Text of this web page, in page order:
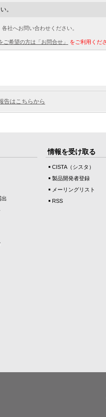
。
社へお問い合わせください。
ご希望の方は「お問合せ」 をご利用くだ
告はこちらから
出
情報を受け取る
CISTA（シスタ）
製品開発者登録
メーリングリスト
RSS